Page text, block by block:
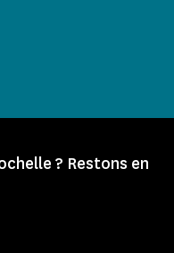
? Restons en